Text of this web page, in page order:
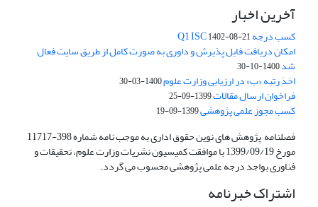
آخرین اخبار
کسب درجه Q1 ISC1402-08-21
امکان دریافت فایل پذیرش و داوری به صورت کامل از طریق سایت فعال
شد1400-10-30
اخذ رتبه «ب» در ارزیابی وزارت علوم1400-03-30
فراخوان ارسال مقالات1399-09-25
کسب مجوز علمی پژوهشی1399-09-19
فصلنامه پژوهش های نوین حقوق اداری به موجب نامه شماره 398-11717
مورخ 1399/09/19 با موافقت کمیسیون نشریات وزارت علوم، تحقیقات و
فناوری بواجد درجه علمی پژوهشی محسوب می گردد.
اشتراک خبرنامه